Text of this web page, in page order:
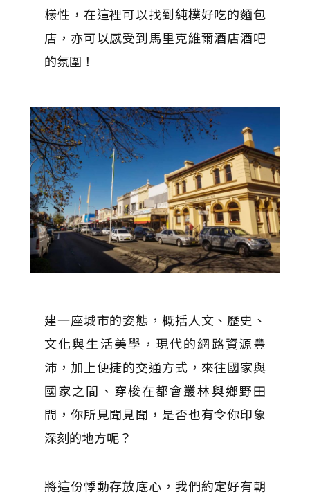
樣性，在這裡可以找到純樸好吃的麵包
店，亦可以感受到馬里克維爾酒店酒吧
的氛圍！
建一座城市的姿態，概括人文、歷史、
文化與生活美學，現代的網路資源豐
沛，加上便捷的交通方式，來往國家與
國家之間、穿梭在都會叢林與鄉野田
間，你所見聞見聞，是否也有令你印象
深刻的地方呢？
將這份悸動存放底心，我們約定好有朝